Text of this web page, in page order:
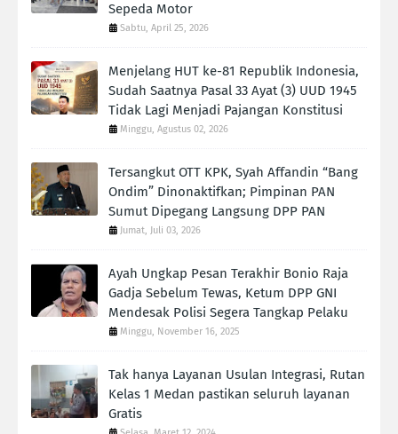
Sepeda Motor
Sabtu, April 25, 2026
Menjelang HUT ke-81 Republik Indonesia,
Sudah Saatnya Pasal 33 Ayat (3) UUD 1945
Tidak Lagi Menjadi Pajangan Konstitusi
Minggu, Agustus 02, 2026
Tersangkut OTT KPK, Syah Affandin “Bang
Ondim” Dinonaktifkan; Pimpinan PAN
Sumut Dipegang Langsung DPP PAN
Jumat, Juli 03, 2026
Ayah Ungkap Pesan Terakhir Bonio Raja
Gadja Sebelum Tewas, Ketum DPP GNI
Mendesak Polisi Segera Tangkap Pelaku‎
Minggu, November 16, 2025
Tak hanya Layanan Usulan Integrasi, Rutan
Kelas 1 Medan pastikan seluruh layanan
Gratis